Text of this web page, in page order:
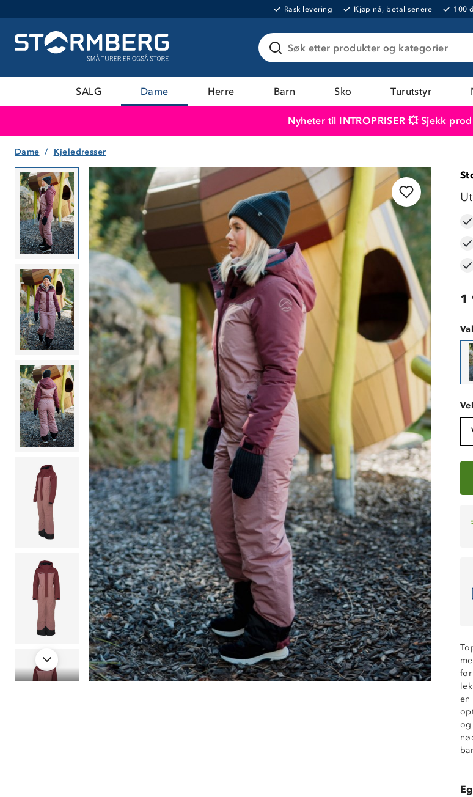
Rask levering Kjøp nå, betal senere 100
Søk etter produkter og kategorier
SALG Dame Herre Barn Sko Turutstyr
Nyheter til INTROPRISER 💥 Sjekk
Dame Kjeledresser
1
en
og